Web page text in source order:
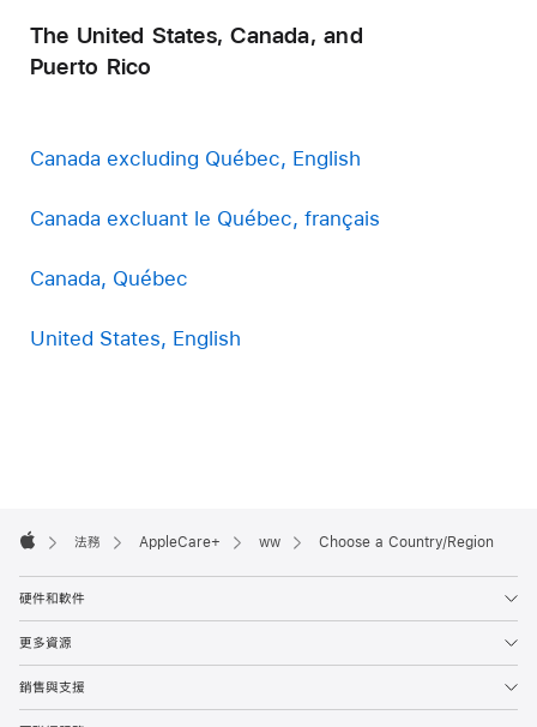
The United States, Canada, and
Puerto Rico
Canada excluding Québec, English
Canada excluant le Québec, français
Canada, Québec
United States, English
Footer

法務 AppleCare+ ww Choose a Country/Region
硬件和軟件
更多資源
銷售與支援